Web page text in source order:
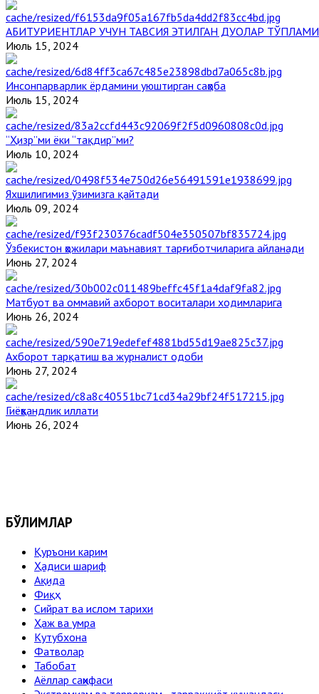
АБИТУРИЕНТЛАР УЧУН ТАВСИЯ ЭТИЛГАН ДУОЛАР ТЎПЛАМИ
Июль 15, 2024
Инсонпарварлик ёрдамини уюштирган саҳоба
Июль 15, 2024
“Ҳизр”ми ёки “тақдир”ми?
Июль 10, 2024
Яхшилигимиз ўзимизга қайтади
Июль 09, 2024
Ўзбекистон ҳожилари маънавият тарғиботчиларига айланади
Июнь 27, 2024
Матбуот ва оммавий ахборот воситалари ходимларига
Июнь 26, 2024
Ахборот тарқатиш ва журналист одоби
Июнь 27, 2024
Гиёҳвандлик иллати
Июнь 26, 2024
БЎЛИМЛАР
Қуръони карим
Ҳадиси шариф
Ақида
Фиқҳ
Сийрат ва ислом тарихи
Ҳаж ва умра
Кутубхона
Фатволар
Табобат
Аёллар саҳифаси